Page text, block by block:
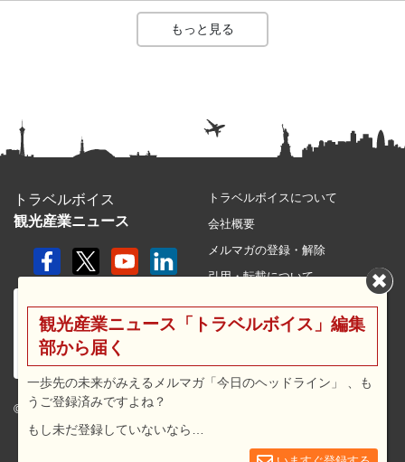
もっと見る
トラベルボイス
観光産業ニュース
© 2026 travel voice.
トラベルボイスについて
会社概要
メルマガの登録・解除
引用・転載について
利用規約
広告メニュー・料金
観光産業ニュース「トラベルボイス」編集
部から届く
一歩先の未来がみえるメルマガ「今日のヘッドライン」 、も
うご登録済みですよね？
もし未だ登録していないなら…